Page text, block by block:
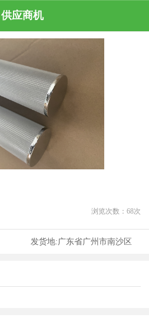
供应商机
浏览次数： 68次
发货地:广东省广州市南沙区